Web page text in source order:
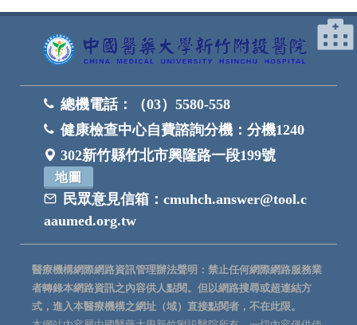
總機電話：
（03）5580-558
健康檢查中心自費諮詢分機： 分機1240
302新竹縣竹北市興隆路一段199號
地圖
民眾意見信箱： cmuhch.answer@tool.c
aaumed.org.tw
醫療機構網際網路資訊管理辦法聲明：禁止任何網際網路服務業
者轉錄本網路資訊之內容供人點閱。但以網路搜尋或超連結方
式，進入本醫療機構之網址（域）直接點閱者，不在此限。